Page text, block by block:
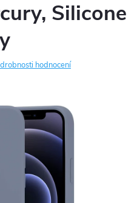
Silicone
hodnocení